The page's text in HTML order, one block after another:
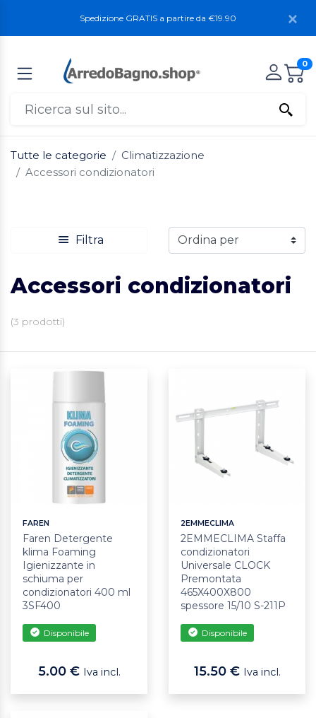
Spedizione GRATIS a partire da €19.90
0
Tutte le categorie
Climatizzazione
Accessori condizionatori
Filtra
Accessori condizionatori
(3 prodotti)
FAREN
Faren Detergente
klima Foaming
Igienizzante in
schiuma per
condizionatori 400 ml
3SF400
Disponibile
5.00 € Iva incl.
2EMMECLIMA
2EMMECLIMA Staffa
condizionatori
Universale CLOCK
Premontata
465X400X800
spessore 15/10 S-211P
Disponibile
15.50 € Iva incl.